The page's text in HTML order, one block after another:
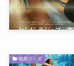
映画グッズ